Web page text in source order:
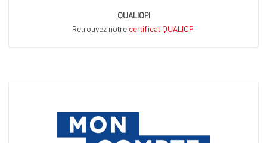
QUALIOPI
Retrouvez notre certificat QUALIOPI